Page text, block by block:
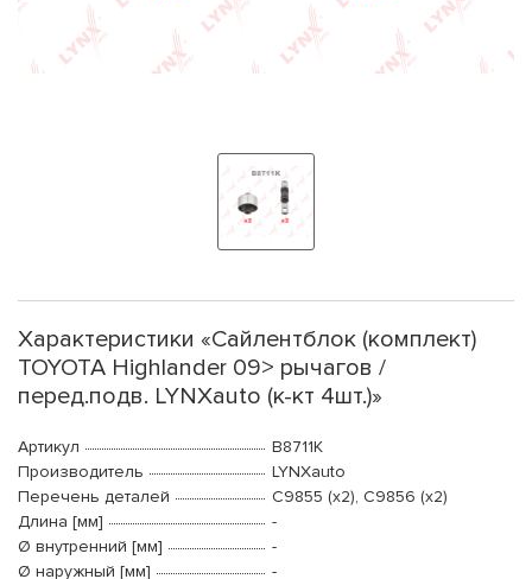
Характеристики «Сайлентблок (комплект)
TOYOTA Highlander 09> рычагов /
перед.подв. LYNXauto (к-кт 4шт.)»
Артикул
B8711K
Производитель
LYNXauto
Перечень деталей
C9855 (x2), C9856 (x2)
Длина [мм]
-
Ø внутренний [мм]
-
Ø наружный [мм]
-